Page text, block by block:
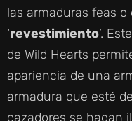
las armaduras feas
‘revestimiento’. Este
de Wild Hearts
apariencia de una
armadura que esté
cazadores se hagan